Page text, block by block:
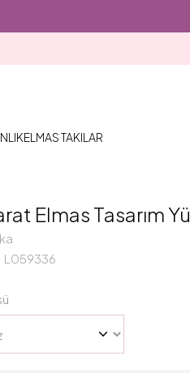
ELMAS TAKILAR
Elmas Tasarım
L059336